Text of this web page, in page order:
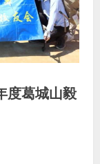
度葛城山毅